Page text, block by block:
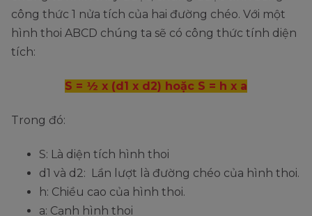
công thức 1 nửa tích của hai đường chéo. Với một
hình thoi ABCD chúng ta sẽ có công thức tính diện
tích:
S = ½ x (d1 x d2) hoặc S = h x a
Trong đó:
S: Là diện tích hình thoi
d1 và d2: Lần lượt là đường chéo của hình thoi.
h: Chiều cao của hình thoi.
a: Cạnh hình thoi